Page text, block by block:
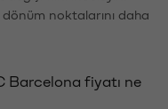
noktalarını daha
Barcelona fiyatı ne